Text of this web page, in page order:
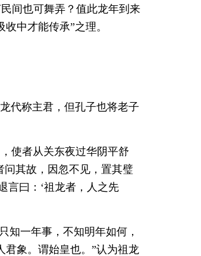
间也可舞弄？值此龙年到来
中才能传承”之理。
代称主君，但孔子也将老子
使者从关东夜过华阴平舒
问其故，因忽不见，置其璧
言曰：‘祖龙者，人之先
知一年事，不知明年如何，
君象。谓始皇也。”认为祖龙